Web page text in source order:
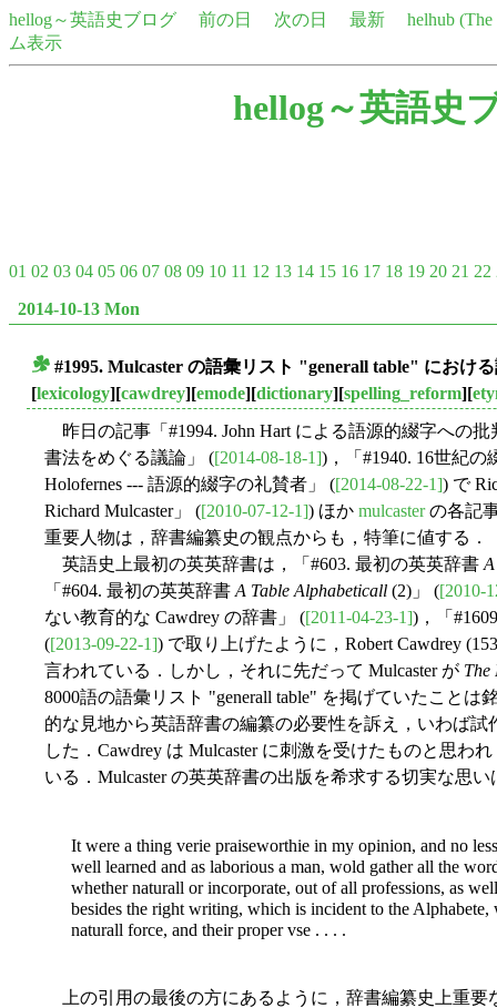
hellog～英語史ブログ 前の日 次の日 最新
helhub
ム表示
hellog～英語史
01 02 03 04 05 06 07 08 09 10 11 12 13 14 15 16 17 18 19 20 21 22
2014-10-13 Mon
#1995. Mulcaster の語彙リスト "generall table" におけ
[lexicology][cawdrey][emode][dictionary][spelling_reform][
昨日の記事「#1994. John Hart による語源的綴字への批
書法をめぐる議論」 ([2014-08-18-1])，「#1940. 16世紀の
Holofernes --- 語源的綴字の礼賛者」 ([2014-08-22-1]) で
Richard Mulcaster」 ([2010-07-12-1]) ほか mulcasterの各記
重要人物は，辞書編纂史の観点からも，特筆に値する．
英語史上最初の英英辞書は，「#603. 最初の英英辞書
「#604. 最初の英英辞書 A Table Alphabeticall (2)」 ([2010-
ない教育的な Cawdrey の辞書」 ([2011-04-23-1])，「
([2013-09-22-1]) で取り上げたように，Robert Cawdrey
言われている．しかし，それに先だって Mulcaster が The
8000語の語彙リスト "generall table" を掲げていたことは
的な見地から英語辞書の編纂の必要性を訴え，いわば試
した．Cawdrey は Mulcaster に刺激を受けたものと思わ
いる．Mulcaster の英英辞書の出版を希求する切実な思
It were a thing verie praiseworthie in my opinion, and no
well learned and as laborious a man, wold gather all the
whether naturall or incorporate, out of all professions, as
besides the right writing, which is incident to the
naturall force, and their proper vse . . . .
上の引用の最後の方にあるように，辞書編纂史上重要